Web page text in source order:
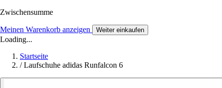
Zwischensumme
Meinen Warenkorb anzeigen Weiter einkaufen
Loading...
Startseite
/ Laufschuhe adidas Runfalcon 6